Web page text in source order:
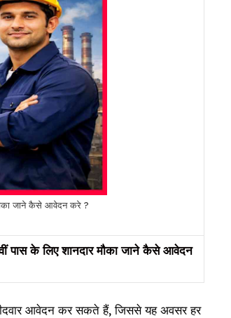
जाने कैसे आवेदन करे ?
के लिए शानदार मौका जाने कैसे आवेदन
आवेदन कर सकते हैं, जिससे यह अवसर हर